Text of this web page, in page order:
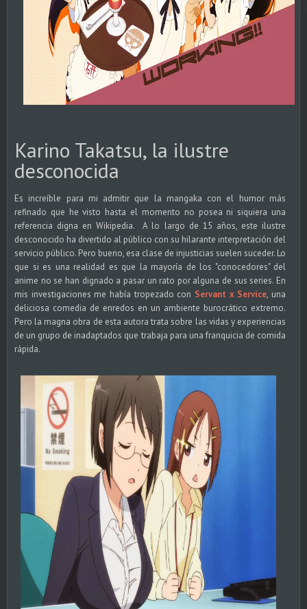
Karino Takatsu, la ilustre
desconocida
Es increíble para mi admitir que la mangaka con el humor más
refinado que he visto hasta el momento no posea ni siquiera una
referencia digna en Wikipedia. A lo largo de 15 años, este ilustre
desconocido ha divertido al público con su hilarante interpretación del
servicio público. Pero bueno, esa clase de injusticias suelen suceder. Lo
que si es una realidad es que la mayoría de los "conocedores" del
anime no se han dignado a pasar un rato por alguna de sus series. En
mis investigaciones me había tropezado con Servant x Service, una
deliciosa comedia de enredos en un ambiente burocrático extremo.
Pero la magna obra de esta autora trata sobre las vidas y experiencias
de un grupo de inadaptados que trabaja para una franquicia de comida
rápida.